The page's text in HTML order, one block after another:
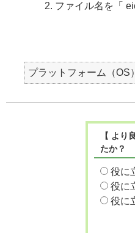
ファイル名を「
プラットフォーム（OS）
【 より
たか？
役に
役に
役に